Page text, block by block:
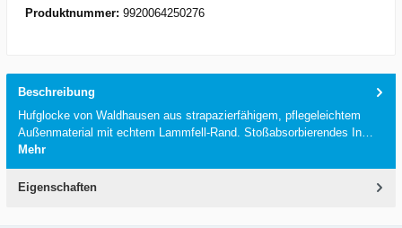
Produktnummer: 9920064250276
Beschreibung
Hufglocke von Waldhausen aus strapazierfähigem, pflegeleichtem
Außenmaterial mit echtem Lammfell-Rand. Stoßabsorbierendes In…
Mehr
Eigenschaften